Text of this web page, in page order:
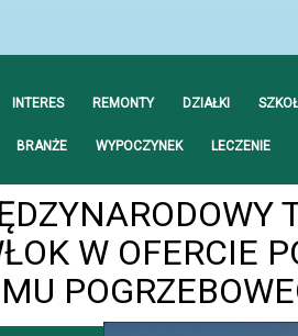
INTERES REMONTY DZIAŁKI
BRANŻE WYPOCZYNEK LECZENIE
W OFERCIE